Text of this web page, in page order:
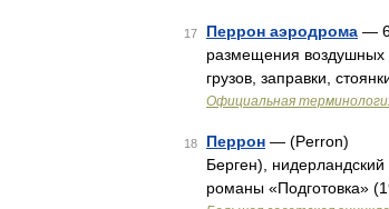
17 Перрон аэродрома —
размещения воздушных
грузов, заправки,
Официальная
18 Перрон — (Perron)
Берген),
романы «Подготовка»